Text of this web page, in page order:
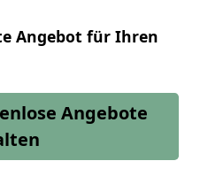
Angebot für Ihren
Angebote